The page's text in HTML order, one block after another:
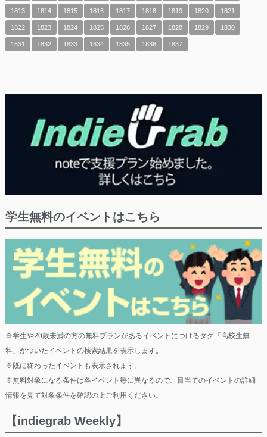
1813 1814 1815 1816 1817 1818 1819 1820 1821
1822 1823 1824 1825 1826 1827 1828 1829 1830
1831 1832 1833 1834 1835 1836 1837
学生無料のイベントはこちら
※学生や20歳未満の方の無料プランがあるイベントにつけるタグ「高校生無
料」がついたイベントの検索結果を表示します。
※既に終わったイベントも表示されます。
※無料対象になる条件は各イベント毎に異なるので、目当てのイベントの詳細
情報を見て対象条件を確認の上ご利用ください。
【indiegrab Weekly】